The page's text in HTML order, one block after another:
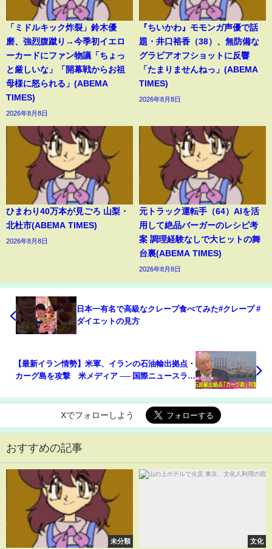
「ミドルキック炸裂」鈴木優
磨、強烈腹蹴り→今季初イエロ
ーカードにファン物議「ちょっ
と厳しいな」「開幕戦からお祖
母様に怒られる」(ABEMA
TIMES)
2026年8月8日
『ちいかわ』モモンガ声優で話
題・井口裕香（38）、無防備な
グラビアオフショットに反響
「たまりませんねっ」(ABEMA
TIMES)
2026年8月8日
ひまわり40万本が見ごろ 山梨・
北杜市(ABEMA TIMES)
2026年8月8日
元トラック運転手（64）AIを活
用して絶品バーガーのレシピ考
案 調理経験なしで大ヒットの舞
台裏(ABEMA TIMES)
2026年8月8日
日本一有名で高級なクレープ食べてみた#クレープ #
ダイエットの見方
【最新イラン情勢】米軍、イランの石油輸出拠点・
カーグ島を攻撃 米メディア ── 国際ニュースライ
Xでフォローしよう
おすすめの記事
未分類 文化